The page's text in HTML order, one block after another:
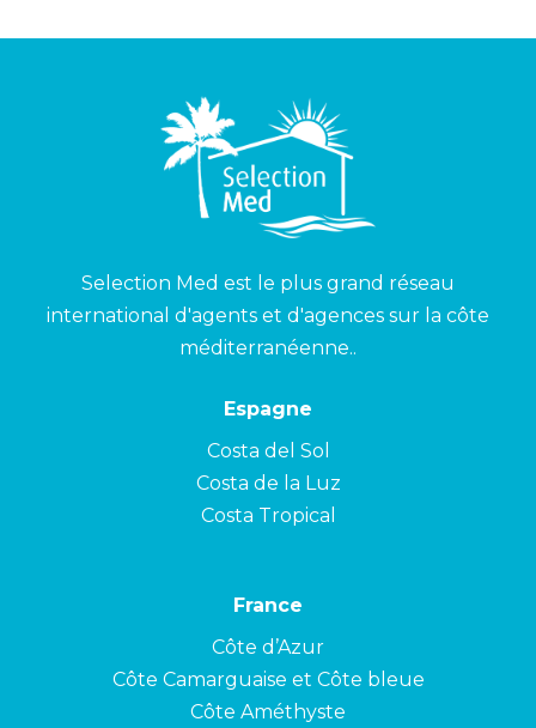
Selection Med est le plus grand réseau
international d'agents et d'agences sur la côte
méditerranéenne..
Espagne
Costa del Sol
Costa de la Luz
Costa Tropical
France
Côte d’Azur
Côte Camarguaise et Côte bleue
Côte Améthyste